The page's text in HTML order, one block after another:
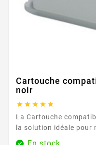
Cartouche
noir
    
La Cartouche compatible BROTHER LC1000 noir est
la solution idéale pour
quotidiennes au